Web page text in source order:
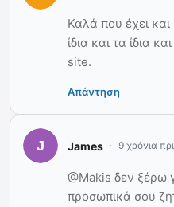
Καλά που έχει
ίδια και τα ίδια
site.
Απάντηση
James 9 χρόνια
@Makis δεν ξέρω
προσωπικά σου